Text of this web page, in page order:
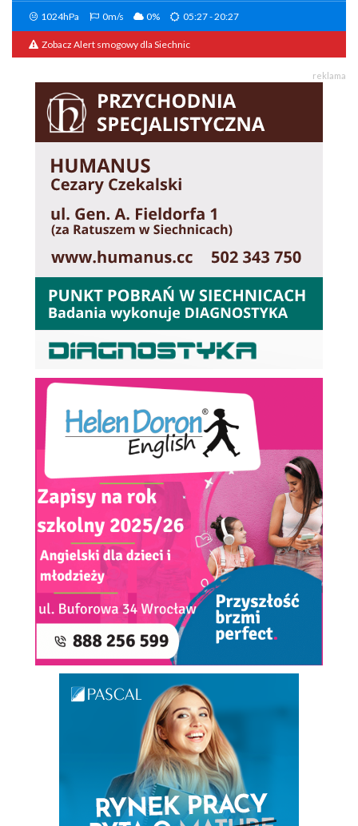
1024hPa 0m/s 0% 05:27 - 20:27
Zobacz Alert smogowy dla Siechnic
reklama